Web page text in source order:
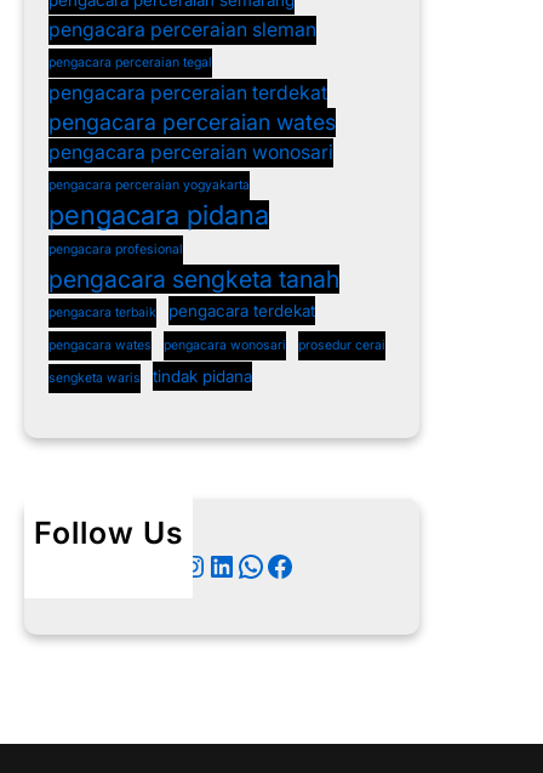
pengacara perceraian sleman
pengacara perceraian tegal
pengacara perceraian terdekat
pengacara perceraian wates
pengacara perceraian wonosari
pengacara perceraian yogyakarta
pengacara pidana
pengacara profesional
pengacara sengketa tanah
pengacara terbaik pengacara terdekat
pengacara wates pengacara wonosari prosedur cerai
sengketa waris tindak pidana
Follow Us
Instagram LinkedIn WhatsApp Facebook